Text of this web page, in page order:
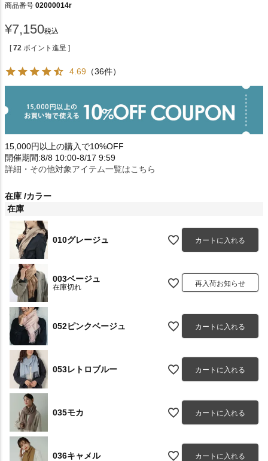
商品番号 02000014r
¥7,150税込
[ 72 ポイント進呈 ]
4.69 （36件）
15,000円以上の購入で10%OFF
開催期間:8/8 10:00-8/17 9:59
詳細・その他対象アイテム一覧はこちら
在庫 カラー
在庫
010グレージュ カートに入れる
003ベージュ
在庫切れ 再入荷お知らせ
052ピンクベージュ カートに入れる
053レトロブルー カートに入れる
035モカ カートに入れる
036キャメル カートに入れる